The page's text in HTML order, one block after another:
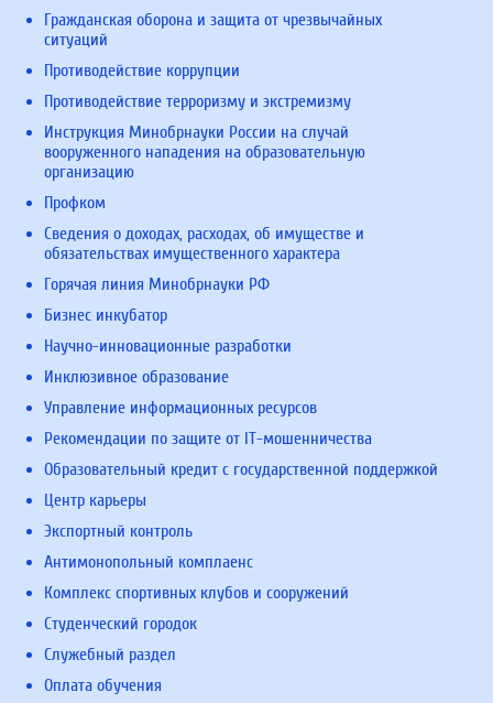
Гражданская оборона и защита от чрезвычайных
ситуаций
Противодействие коррупции
Противодействие терроризму и экстремизму
Инструкция Минобрнауки России на случай
вооруженного нападения на образовательную
организацию
Профком
Сведения о доходах, расходах, об имуществе и
обязательствах имущественного характера
Горячая линия Минобрнауки РФ
Бизнес инкубатор
Научно-инновационные разработки
Инклюзивное образование
Управление информационных ресурсов
Рекомендации по защите от IT-мошенничества
Образовательный кредит с государственной поддержкой
Центр карьеры
Экспортный контроль
Антимонопольный комплаенс
Комплекс спортивных клубов и сооружений
Студенческий городок
Служебный раздел
Оплата обучения